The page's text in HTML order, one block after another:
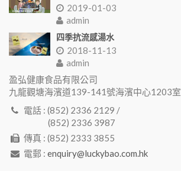
2019-01-03
admin
四季抗流感湯水
2018-11-13
admin
盈弘健康食品有限公司
九龍觀塘海濱道139-141號海濱中心1203室
電話 : (852) 2336 2129 /
(852) 2336 3987
傳真 : (852) 2333 3855
電郵 : enquiry@luckybao.com.hk